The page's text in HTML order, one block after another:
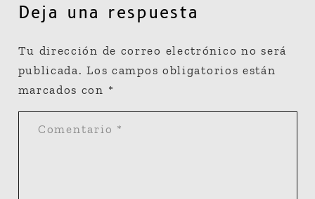
Deja una respuesta
Tu dirección de correo electrónico no será
publicada. Los campos obligatorios están
marcados con *